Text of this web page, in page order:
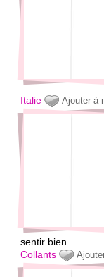
Italie
Ajouter à
sentir bien...
Collants